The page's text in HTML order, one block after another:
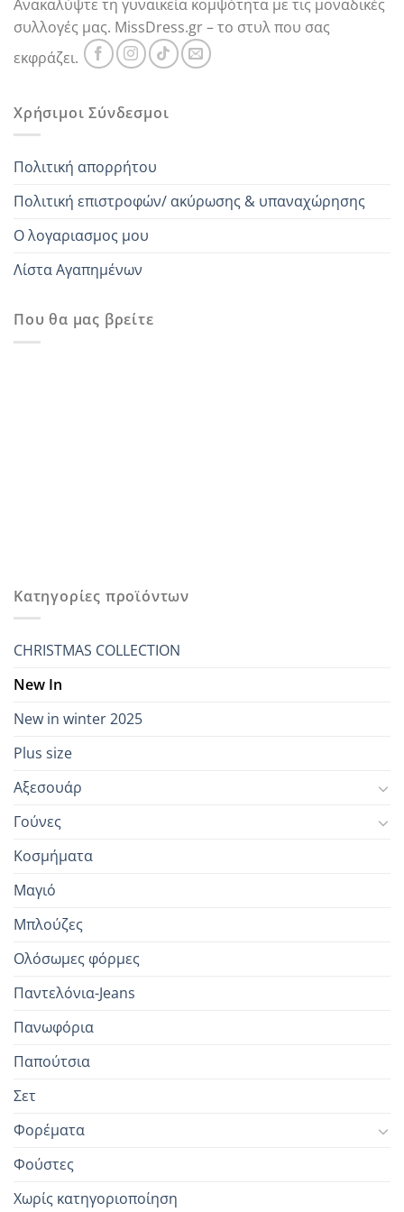
Ανακαλύψτε τη γυναικεία κομψότητα με τις μοναδικές
συλλογές μας. MissDress.gr – το στυλ που σας
εκφράζει.
Χρήσιμοι Σύνδεσμοι
Πολιτική απορρήτου
Πολιτική επιστροφών/ ακύρωσης & υπαναχώρησης
Ο λογαριασμος μου
Λίστα Αγαπημένων
Που θα μας βρείτε
Κατηγορίες προϊόντων
CHRISTMAS COLLECTION
New In
New in winter 2025
Plus size
Αξεσουάρ
Γούνες
Κοσμήματα
Μαγιό
Μπλούζες
Ολόσωμες φόρμες
Παντελόνια-Jeans
Πανωφόρια
Παπούτσια
Σετ
Φορέματα
Φούστες
Χωρίς κατηγοριοποίηση